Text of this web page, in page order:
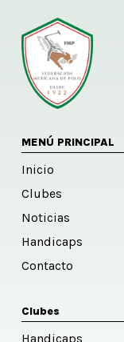
MENÚ PRINCIPAL
Inicio
Clubes
Noticias
Handicaps
Contacto
Clubes
Handicaps